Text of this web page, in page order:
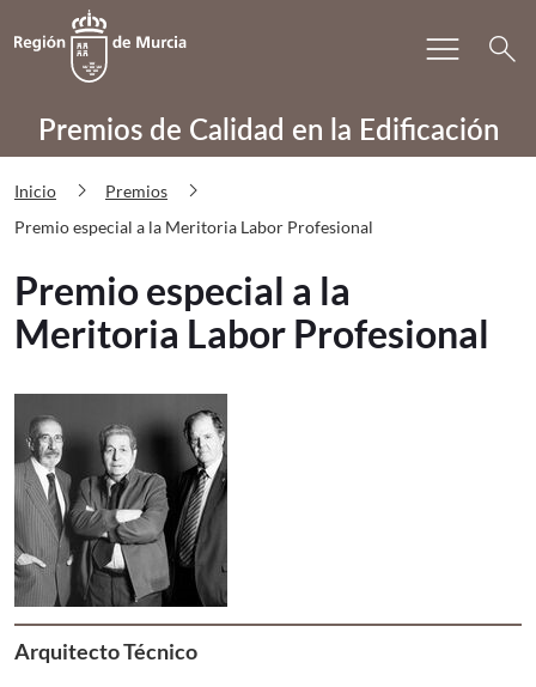
PRECAE Premio especial a la
Volver a
Ir a
menu search
Premios de Calidad en la Edificación
Inicio chevron_right Premios chevron_right
Premio especial a la Meritoria Labor Profesional
Premio especial a la
Meritoria Labor Profesional
Arquitecto Técnico